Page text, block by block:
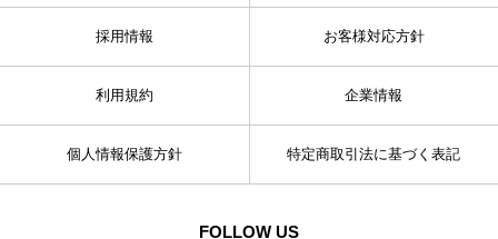
採用情報 お客様対応方針
利用規約 企業情報
個人情報保護方針 特定商取引法に基づく表記
FOLLOW US